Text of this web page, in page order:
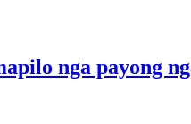
nga payong